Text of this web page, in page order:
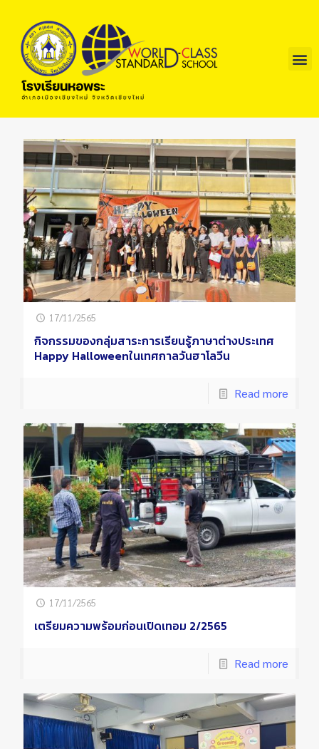
17/11/2565
กิจกรรมของกลุ่มสาระการเรียนรู้ภาษาต่างประเทศ
Happy Halloweenในเทศกาลวันฮาโลวีน
Read more
17/11/2565
เตรียมความพร้อมก่อนเปิดเทอม 2/2565
Read more